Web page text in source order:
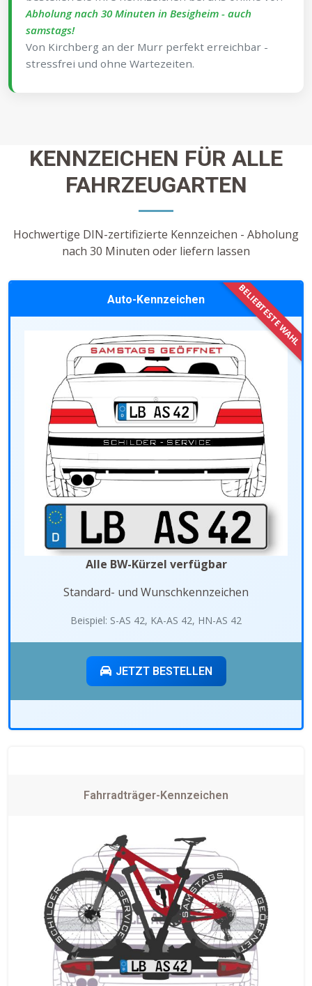
Abholung nach 30 Minuten in Besigheim - auch
samstags!
Von Kirchberg an der Murr perfekt erreichbar -
stressfrei und ohne Wartezeiten.
KENNZEICHEN FÜR ALLE
FAHRZEUGARTEN
Hochwertige DIN-zertifizierte Kennzeichen - Abholung
nach 30 Minuten oder liefern lassen
Auto-Kennzeichen
Alle BW-Kürzel verfügbar
Standard- und Wunschkennzeichen
Beispiel: S-AS 42, KA-AS 42, HN-AS 42
JETZT BESTELLEN
Fahrradträger-Kennzeichen